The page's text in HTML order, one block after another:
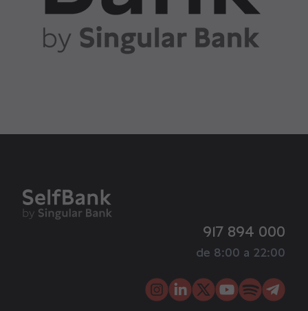
917 894 000
de 8:00 a 22:00